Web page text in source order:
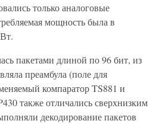
только аналоговые
мощность была в
пакетами длиной по 96 бит, из
преамбула (поле для
компаратор TS881 и
также отличались сверхнизким
декодирование пакетов